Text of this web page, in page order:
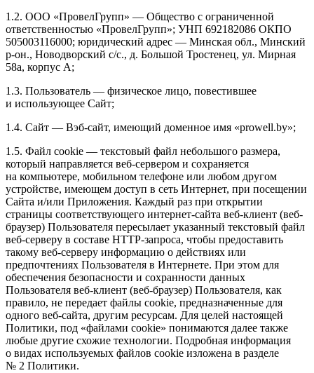
1.2. ООО «ПровелГрупп» — Общество с ограниченной
ответственностью «ПровелГрупп»; УНП 692182086 ОКПО
505003116000; юридический адрес — Минская обл., Минский
р-он., Новодворский с/с., д. Большой Тростенец, ул. Мирная
58а, корпус А;
1.3. Пользователь — физическое лицо, повестившее
и использующее Сайт;
1.4. Сайт — Вэб-сайт, имеющий доменное имя «prowell.by»;
1.5. Файл сookie — текстовый файл небольшого размера,
который направляется веб-сервером и сохраняется
на компьютере, мобильном телефоне или любом другом
устройстве, имеющем доступ в сеть Интернет, при посещении
Сайта и/или Приложения. Каждый раз при открытии
страницы соответствующего интернет-сайта веб-клиент (веб-
браузер) Пользователя пересылает указанный текстовый файл
веб-серверу в составе HTTP-запроса, чтобы предоставить
такому веб-серверу информацию о действиях или
предпочтениях Пользователя в Интернете. При этом для
обеспечения безопасности и сохранности данных
Пользователя веб-клиент (веб-браузер) Пользователя, как
правило, не передает файлы cookie, предназначенные для
одного веб-сайта, другим ресурсам. Для целей настоящей
Политики, под «файлами cookie» понимаются далее также
любые другие схожие технологии. Подробная информация
о видах используемых файлов cookie изложена в разделе
№ 2 Политики.